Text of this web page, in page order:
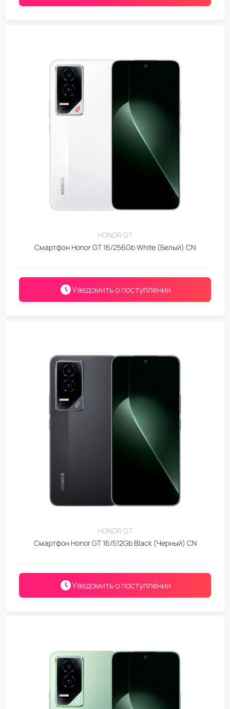
HONOR GT
Смартфон Honor GT 16/256Gb White (Белый) CN
Уведомить о поступлении
HONOR GT
Смартфон Honor GT 16/512Gb Black (Черный) CN
Уведомить о поступлении